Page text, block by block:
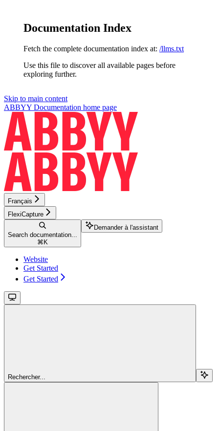
Documentation Index
Fetch the complete documentation index at: /llms.txt
Use this file to discover all available pages before
exploring further.
Skip to main content
ABBYY Documentation home page
Français
FlexiCapture
Search documentation...
⌘ K
Demander à l'assistant
Website
Get Started
Get Started
Rechercher...